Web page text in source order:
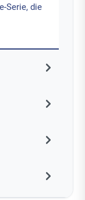
Serie, die